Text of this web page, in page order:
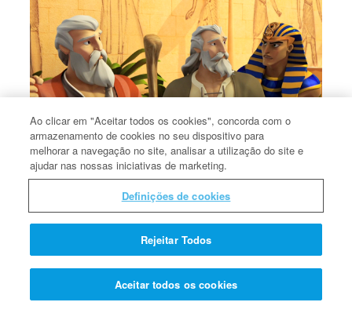
Moisés e Arão se Encontram com Faraó.
Ao clicar em "Aceitar todos os cookies", concorda com o
armazenamento de cookies no seu dispositivo para
melhorar a navegação no site, analisar a utilização do site e
ajudar nas nossas iniciativas de marketing.
Definições de cookies
Rejeitar Todos
Aceitar todos os cookies